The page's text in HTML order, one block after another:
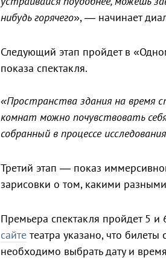
нибудь горячего», — начинает
Следующий этап пройдет в
показа спектакля.
«Пространства здания на время
комнат можно почувствовать
собранный в процессе
Третий этап — показ
зарисовки о том, какими
Премьера спектакля пройдет 5 и
сайте театра указано, что
необходимо выбрать дату и